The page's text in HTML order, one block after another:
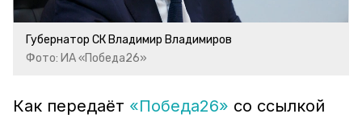
Губернатор СК Владимир Владимиров
Фото: ИА «Победа26»
Как передаёт «Победа26» со ссылкой